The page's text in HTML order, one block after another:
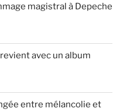
magistral à Depeche
avec un album
entre mélancolie et